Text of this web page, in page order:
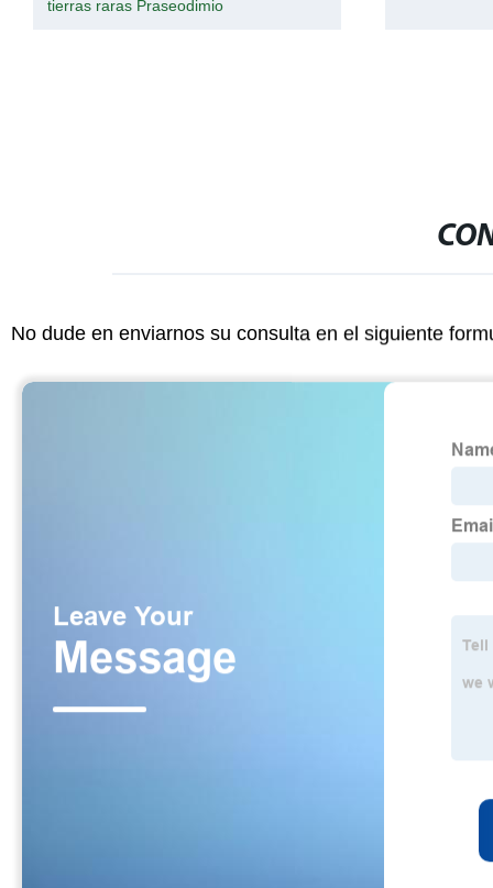
No dude en enviarnos su consulta en el siguiente